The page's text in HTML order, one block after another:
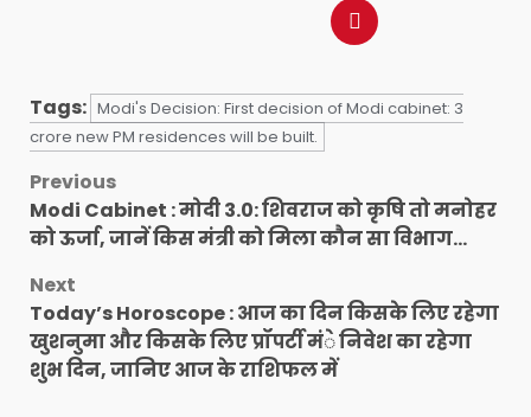
Tags: Modi's Decision: First decision of Modi cabinet: 3
crore new PM residences will be built.
Post
navigation
Previous
Modi Cabinet : मोदी 3.0: शिवराज को कृषि तो मनोहर
को ऊर्जा, जानें किस मंत्री को मिला कौन सा विभाग…
Next
Today’s Horoscope : आज का दिन किसके लिए रहेगा
खुशनुमा और किसके लिए प्रॉपर्टी मंे निवेश का रहेगा
शुभ दिन, जानिए आज के राशिफल में